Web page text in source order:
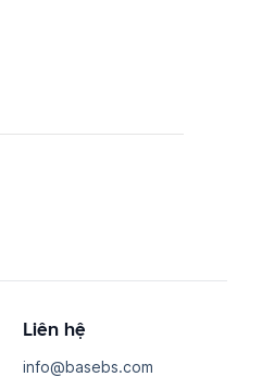
Liên hệ
i​n​f​o​@​b​a​s​e​b​s​.​c​o​m